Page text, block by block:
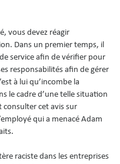
vous devez réagir
Dans un premier temps, il
service afin de vérifier pour
responsabilités afin de gérer
à lui qu’incombe la
le cadre d’une telle situation
consulter cet avis sur
qui a menacé Adam
raciste dans les entreprises